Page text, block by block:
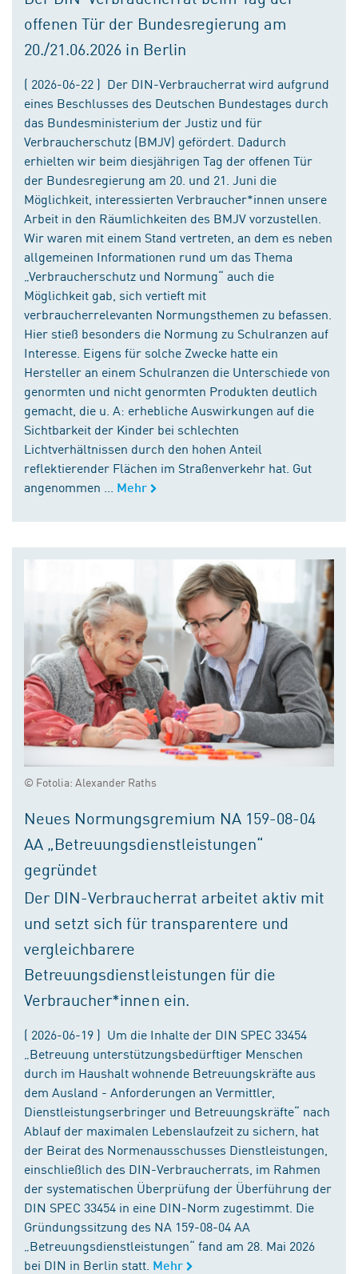
offenen Tür der Bundesregierung am
20./21.06.2026 in Berlin
( 2026-06-22 ) Der DIN-Verbraucherrat wird aufgrund
eines Beschlusses des Deutschen Bundestages durch
das Bundesministerium der Justiz und für
Verbraucherschutz (BMJV) gefördert. Dadurch
erhielten wir beim diesjährigen Tag der offenen Tür
der Bundesregierung am 20. und 21. Juni die
Möglichkeit, interessierten Verbraucher*innen unsere
Arbeit in den Räumlichkeiten des BMJV vorzustellen.
Wir waren mit einem Stand vertreten, an dem es neben
allgemeinen Informationen rund um das Thema
„Verbraucherschutz und Normung“ auch die
Möglichkeit gab, sich vertieft mit
verbraucherrelevanten Normungsthemen zu befassen.
Hier stieß besonders die Normung zu Schulranzen auf
Interesse. Eigens für solche Zwecke hatte ein
Hersteller an einem Schulranzen die Unterschiede von
genormten und nicht genormten Produkten deutlich
gemacht, die u. A: erhebliche Auswirkungen auf die
Sichtbarkeit der Kinder bei schlechten
Lichtverhältnissen durch den hohen Anteil
reflektierender Flächen im Straßenverkehr hat. Gut
angenommen ...
Mehr
© Fotolia: Alexander Raths
Neues Normungsgremium NA 159-08-04
AA „Betreuungsdienstleistungen“
gegründet
Der DIN-Verbraucherrat arbeitet aktiv mit
und setzt sich für transparentere und
vergleichbarere
Betreuungsdienstleistungen für die
Verbraucher*innen ein.
( 2026-06-19 ) Um die Inhalte der DIN SPEC 33454
„Betreuung unterstützungsbedürftiger Menschen
durch im Haushalt wohnende Betreuungskräfte aus
dem Ausland - Anforderungen an Vermittler,
Dienstleistungserbringer und Betreuungskräfte“ nach
Ablauf der maximalen Lebenslaufzeit zu sichern, hat
der Beirat des Normenausschusses Dienstleistungen,
einschließlich des DIN-Verbraucherrats, im Rahmen
der systematischen Überprüfung der Überführung der
DIN SPEC 33454 in eine DIN-Norm zugestimmt. Die
Gründungssitzung des NA 159-08-04 AA
„Betreuungsdienstleistungen“ fand am 28. Mai 2026
bei DIN in Berlin statt. Mehr